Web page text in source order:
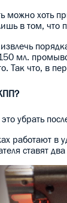
можно хоть
в том,
извлечь
мл.
Так что, в
убрать
работают
ставят